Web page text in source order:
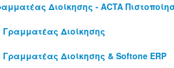
Διοίκησης - ACTA
Γραμματέας Διοίκησης
Γραμματέας Διοίκησης & Softone ERP